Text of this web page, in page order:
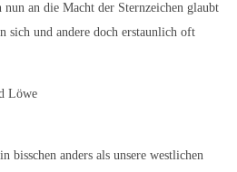
an die Macht der Sternzeichen glaubt
sich und andere doch erstaunlich oft
bisschen anders als unsere westlichen